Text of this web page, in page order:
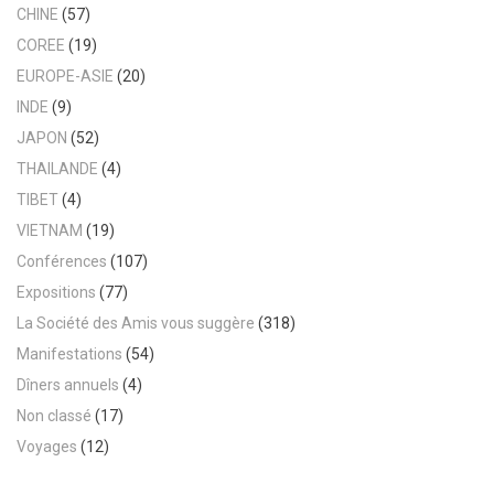
CHINE (57)
COREE (19)
EUROPE-ASIE (20)
INDE (9)
JAPON (52)
THAILANDE (4)
TIBET(4)
VIETNAM (19)
Conférences (107)
Expositions (77)
La Société des Amis vous suggère (318)
Manifestations (54)
Dîners annuels (4)
Non classé (17)
Voyages (12)